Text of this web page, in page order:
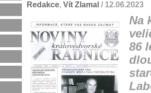
Redakce, Vít Zlamal / 12.06.2023
Na
86